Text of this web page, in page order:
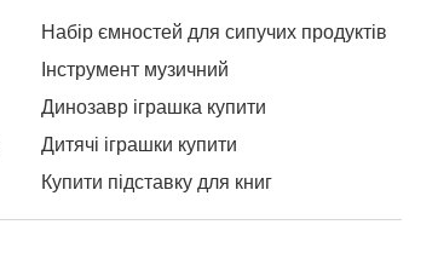
Набір ємностей для сипучих продуктів
Інструмент музичний
Динозавр іграшка купити
Дитячі іграшки купити
Купити підставку для книг
Креслярський папір